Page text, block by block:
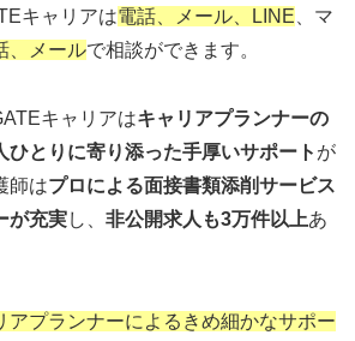
キャリアは電話、メール、LINE 、マ
、メールで相談ができます。
キャリアはキャリアプランナーの
ひとりに寄り添った手厚いサポート が
師はプロによる面接書類添削サービス
が充実し、 非公開求人も3万件以上あ
アプランナーによるきめ細かなサポー